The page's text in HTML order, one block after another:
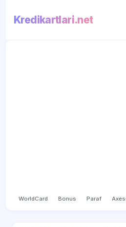
Kredikartlari.net
WorldCard Bonus Paraf